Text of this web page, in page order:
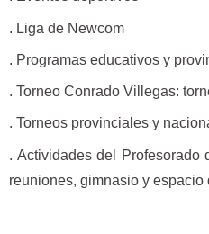
. Liga de Newcom
. Programas educativos y
. Torneo Conrado Villegas:
. Torneos provinciales y
. Actividades del
reuniones, gimnasio y espacio